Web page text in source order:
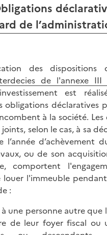
de
des dispositions
de l'annexe III
est
obligations déclaratives
à la société.
selon le cas, à sa
l’année d’achèvement
ou de son
comportent
louer l'immeuble
:
une personne autre que
de leur foyer fiscal ou